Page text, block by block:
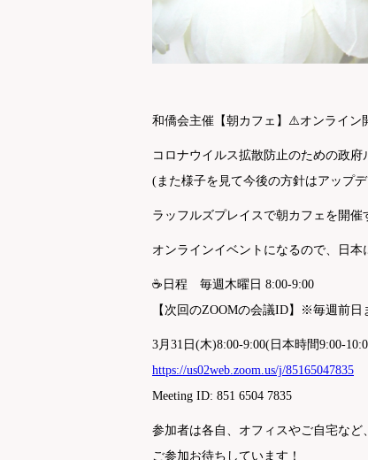
和僑会主催【朝カフェ】⚠️オンライン
コロナウイルス拡散防止のための政
(また様子を見て今後の方針はアップ
ラッフルズプレイスで朝カフェを開
オンラインイベントになるので、日
☕日程 毎週木曜日 8:00-9:00
【次回のZOOMの会議ID】※毎週前日
3月31日(木)8:00-9:00(日本時間9:00-
https://us02web.zoom.us/j/85165047835
Meeting ID: 851 6504 7835
参加者は各自、オフィスやご自宅など
ご参加お待ちしています！